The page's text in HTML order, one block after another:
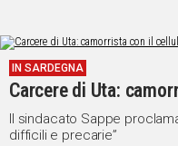
POLITICA
IN
ITALIA
NEL
MONDO
IN SARDEGNA
Carcere di Uta:
Il sindacato Sappe
difficili e precarie”